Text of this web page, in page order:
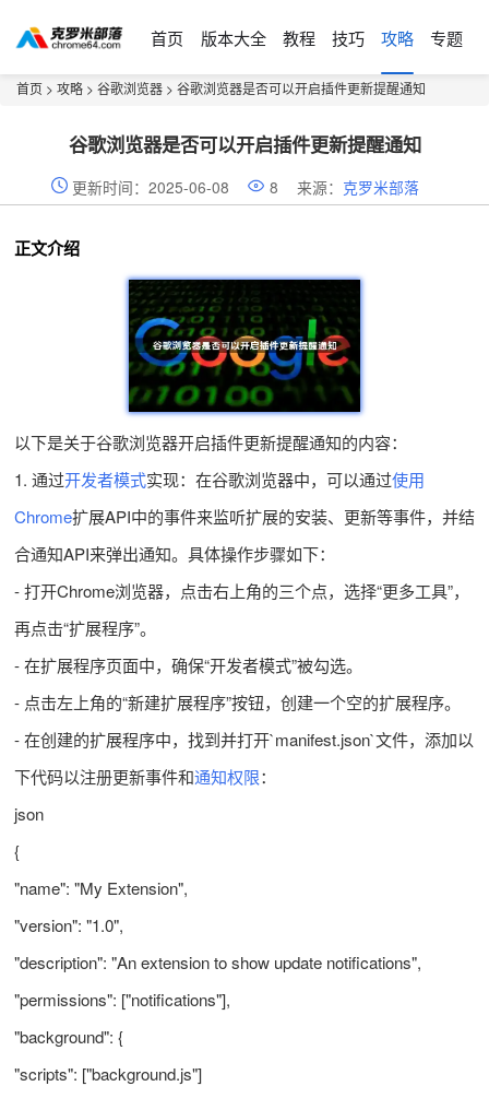
首页 版本大全 教程 技巧 攻略 专题
首页 > 攻略 > 谷歌浏览器 > 谷歌浏览器是否可以开启插件更新提醒通知
谷歌浏览器是否可以开启插件更新提醒通知
更新时间：2025-06-08 8 来源： 克罗米部落
正文介绍
以下是关于谷歌浏览器开启插件更新提醒通知的内容：
1. 通过开发者模式实现：在谷歌浏览器中，可以通过使用
Chrome扩展API中的事件来监听扩展的安装、更新等事件，并结
合通知API来弹出通知。具体操作步骤如下：
- 打开Chrome浏览器，点击右上角的三个点，选择“更多工具”，
再点击“扩展程序”。
- 在扩展程序页面中，确保“开发者模式”被勾选。
- 点击左上角的“新建扩展程序”按钮，创建一个空的扩展程序。
- 在创建的扩展程序中，找到并打开`manifest.json`文件，添加以
下代码以注册更新事件和通知权限：
json
{
"name": "My Extension",
"version": "1.0",
"description": "An extension to show update notifications",
"permissions": ["notifications"],
"background": {
"scripts": ["background.js"]